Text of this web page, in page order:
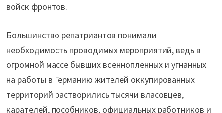
войск фронтов.
Большинство репатриантов понимали
необходимость проводимых мероприятий, ведь в
огромной массе бывших военнопленных и угнанных
на работы в Германию жителей оккупированных
территорий растворились тысячи власовцев,
карателей, пособников, официальных работников и